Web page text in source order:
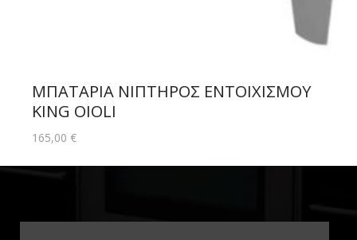
ΜΠΑΤΑΡΙΑ ΝΙΠΤΗΡΟΣ ΕΝΤΟΙΧΙΣΜΟΥ
KING OIOLI
165,00 €